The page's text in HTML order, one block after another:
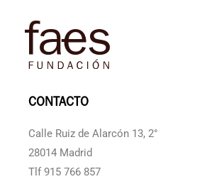
CONTACTO
Calle Ruiz de Alarcón 13, 2°
28014 Madrid
Tlf 915 766 857